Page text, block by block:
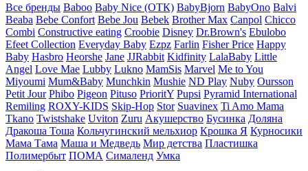
Все бренды Baboo Baby Nice (ОТК) BabyBjorn BabyOno Balvi
Beaba Bebe Confort Bebe Jou Bebek Brother Max Canpol Chicco
Combi Constructive eating Croobie Disney Dr.Brown's Ebulobo
Efeet Collection Everyday Baby Ezpz Farlin Fisher Price Happy
Baby Hasbro Heorshe Jane JJRabbit Kidfinity LalaBaby Little
Angel Love Mae Lubby Lukno MamSis Marvel Me to You
Miyoumi Mum&Baby Munchkin Mushie ND Play Nuby Oursson
Petit Jour Phibo Pigeon Pituso PrioritY Pupsi Pyramid International
Remiling ROXY-KIDS Skip-Hop Stor Suavinex Ti Amo Mama
Tkano Twistshake Uviton Zuru Акушерство Бусинка Доляна
Дракоша Тоша Кольчугинский мельхиор Крошка Я Курносики
Мама Тама Маша и Медведь Мир детства Пластишка
Полимербыт ПОМА Сималенд Умка